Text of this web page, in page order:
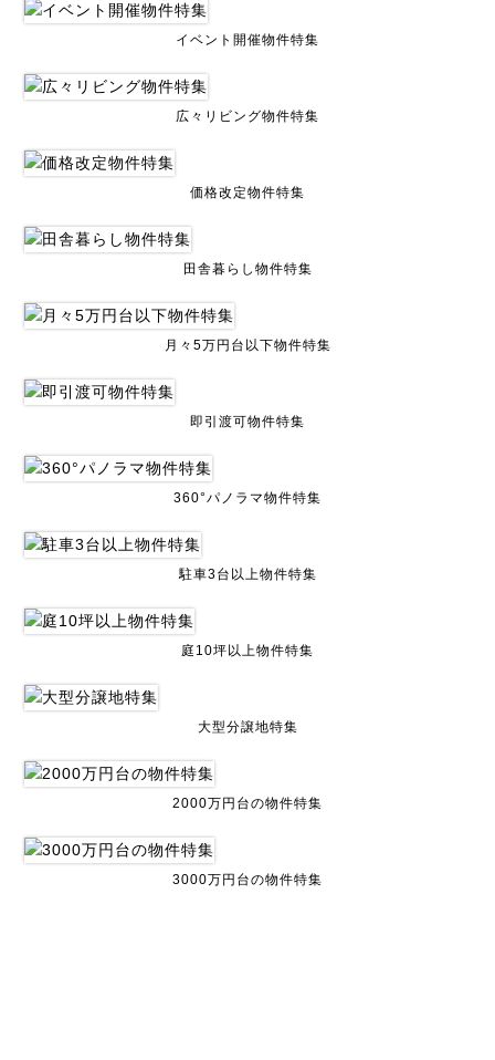
イベント開催物件特集
広々リビング物件特集
価格改定物件特集
田舎暮らし物件特集
月々5万円台以下物件特集
即引渡可物件特集
360°パノラマ物件特集
駐車3台以上物件特集
庭10坪以上物件特集
大型分譲地特集
2000万円台の物件特集
3000万円台の物件特集